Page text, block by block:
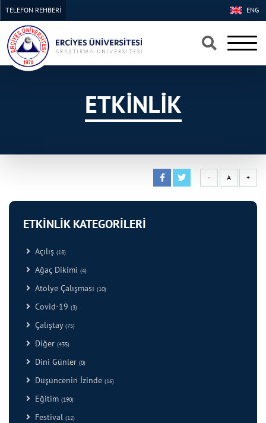
×
×
ENG
TELEFON REHBERİ
ETKİNLİK
- A +
ETKİNLİK KATEGORİLERİ
Açılış (18)
Ağaç Dikimi (4)
Atölye Çalışması (10)
Covid-19 (3)
Çalıştay (75)
Diğer (435)
Dini Günler (0)
Düşüncenin İzinde (16)
Eğitim (190)
Festival (12)